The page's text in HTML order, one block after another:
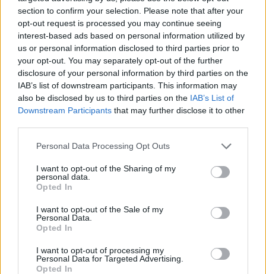
section to confirm your selection. Please note that after your
opt-out request is processed you may continue seeing
interest-based ads based on personal information utilized by
us or personal information disclosed to third parties prior to
your opt-out. You may separately opt-out of the further
disclosure of your personal information by third parties on the
IAB’s list of downstream participants. This information may
also be disclosed by us to third parties on the IAB’s List of
Downstream Participants that may further disclose it to other
Personal Data Processing Opt Outs
I want to opt-out of the Sharing of my
personal data.
Opted In
I want to opt-out of the Sale of my
Personal Data.
Opted In
I want to opt-out of processing my
Personal Data for Targeted Advertising.
Opted In